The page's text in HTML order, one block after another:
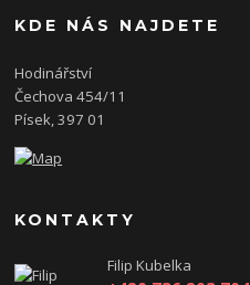
KDE NÁS NAJDETE
Hodinářství
Čechova 454/11
Písek, 397 01
KONTAKTY
Filip Kubelka